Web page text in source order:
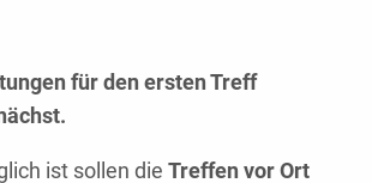
für den ersten Treff
ist sollen die Treffen vor Ort